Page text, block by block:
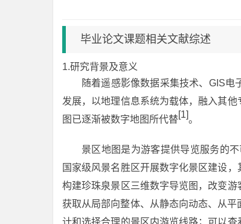
毕业论文课题相关文献综述
1.研究背景及意义
随着遥感影像数据采集技术、GIS
发展，以地理信息系统为载体，融入其
图已逐渐被数字地图所代替[1]。
景区地图是为游客提供导览服务的
国家级风景名胜区开展数字化景区建设
构建珍珠泉景区三维数字导览图，改变
获取从局部向整体、从静态向动态、从平
计和选择合理的景区内游览线路；可以